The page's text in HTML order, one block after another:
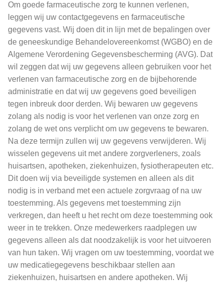
Om goede farmaceutische zorg te kunnen verlenen,
leggen wij uw contactgegevens en farmaceutische
gegevens vast. Wij doen dit in lijn met de bepalingen over
de geneeskundige Behandelovereenkomst (WGBO) en de
Algemene Verordening Gegevensbescherming (AVG). Dat
wil zeggen dat wij uw gegevens alleen gebruiken voor het
verlenen van farmaceutische zorg en de bijbehorende
administratie en dat wij uw gegevens goed beveiligen
tegen inbreuk door derden. Wij bewaren uw gegevens
zolang als nodig is voor het verlenen van onze zorg en
zolang de wet ons verplicht om uw gegevens te bewaren.
Na deze termijn zullen wij uw gegevens verwijderen. Wij
wisselen gegevens uit met andere zorgverleners, zoals
huisartsen, apotheken, ziekenhuizen, fysiotherapeuten etc.
Dit doen wij via beveiligde systemen en alleen als dit
nodig is in verband met een actuele zorgvraag of na uw
toestemming. Als gegevens met toestemming zijn
verkregen, dan heeft u het recht om deze toestemming ook
weer in te trekken. Onze medewerkers raadplegen uw
gegevens alleen als dat noodzakelijk is voor het uitvoeren
van hun taken. Wij vragen om uw toestemming, voordat we
uw medicatiegegevens beschikbaar stellen aan
ziekenhuizen, huisartsen en andere apotheken. Wij